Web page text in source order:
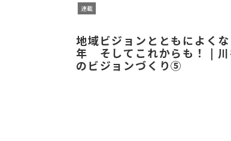
連載
地域ビジョンとともによく
年 そしてこれからも！ | 川
のビジョンづくり⑤